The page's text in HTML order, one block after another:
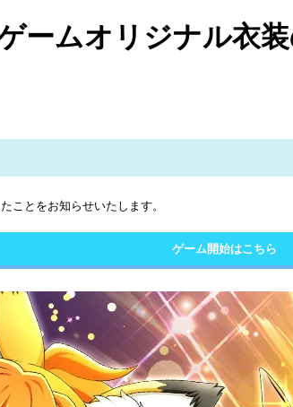
ームオリジナル衣
ことをお知らせいたします。
ゲーム開始はこちら